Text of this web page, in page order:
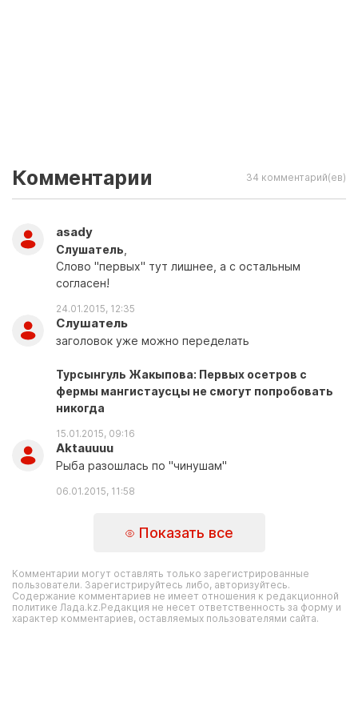
Комментарии 34 комментарий(ев)
asady
Слушатель
Слово "первых" тут лишнее, а с остальным
согласен!
24.01.2015, 12:35
Слушатель
заголовок уже можно переделать
Турсынгуль Жакыпова: Первых осетров с
фермы мангистаусцы не смогут попробовать
никогда
15.01.2015, 09:16
Aktauuuu
Рыба разошлась по "чинушам"
06.01.2015, 11:58
Показать все
Комментарии могут оставлять только зарегистрированные
пользователи. Зарегистрируйтесь либо, авторизуйтесь.
Содержание комментариев не имеет отношения к редакционной
политике Лада.kz.Редакция не несет ответственность за форму и
характер комментариев, оставляемых пользователями сайта.